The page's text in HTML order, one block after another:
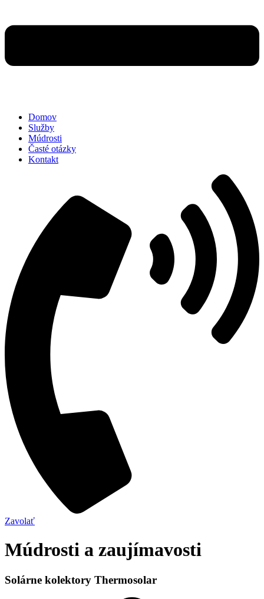
Domov
Služby
Múdrosti
Časté otázky
Kontakt
Zavolať
Múdrosti a zaujímavosti
Solárne kolektory Thermosolar